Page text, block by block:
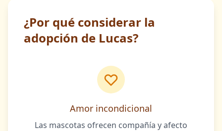
¿Por qué considerar la
adopción de Lucas?
Amor incondicional
Las mascotas ofrecen compañía y afecto